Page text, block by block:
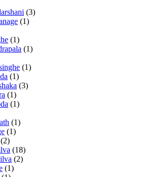
(3)
(1)
(1)
(1)
(1)
(1)
(3)
(1)
(1)
(1)
(1)
(2)
(18)
(2)
(1)